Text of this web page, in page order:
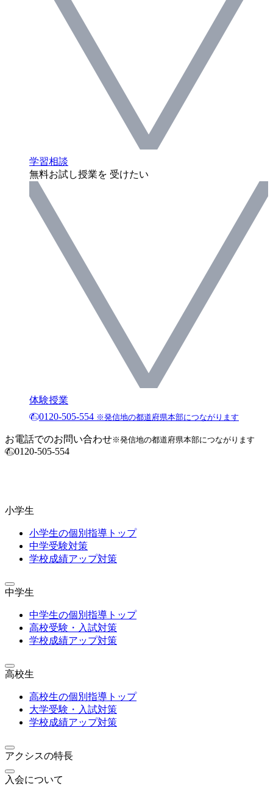
学習相談
無料お試し授業を 受けたい
体験授業
0120-505-554 ※発信地の都道府県本部につながります
お電話でのお問い合わせ※発信地の都道府県本部につながります
0120-505-554
小学生
小学生の個別指導トップ
中学受験対策
学校成績アップ対策
中学生
中学生の個別指導トップ
高校受験・入試対策
学校成績アップ対策
高校生
高校生の個別指導トップ
大学受験・入試対策
学校成績アップ対策
アクシスの特長
入会について